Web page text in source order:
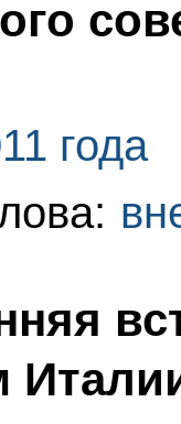
года